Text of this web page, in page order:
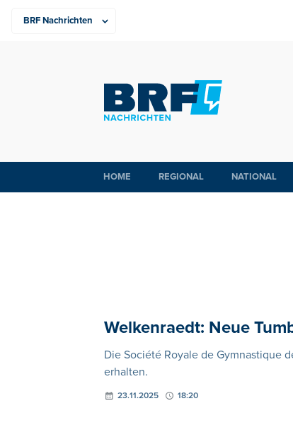
HOME REGIONAL NATIONAL
Welkenraedt: Neue
Die Société Royale de Gymnastique
erhalten.
23.11.2025 18:20